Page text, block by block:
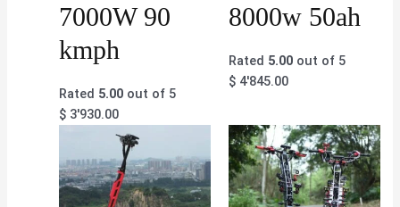
7000W 90
kmph
Rated 5.00 out of 5
$ 3'930.00
8000w 50ah
Rated 5.00out of 5
$4'845.00